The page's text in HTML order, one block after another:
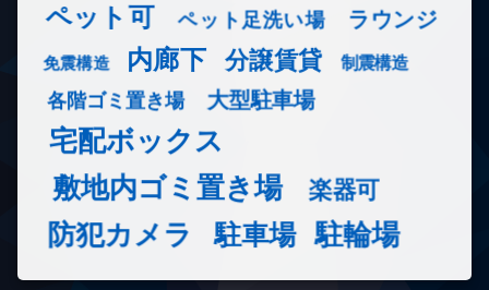
ペット可 ペット足洗い場 ラウンジ
免震構造 内廊下 分譲賃貸 制震構造
各階ゴミ置き場 大型駐車場
宅配ボックス
敷地内ゴミ置き場
楽器可
防犯カメラ 駐車場 駐輪場